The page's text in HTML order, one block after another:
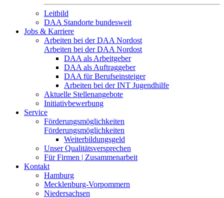
Leitbild
DAA Standorte bundesweit
Jobs & Karriere
Arbeiten bei der DAA Nordost
Arbeiten bei der DAA Nordost
DAA als Arbeitgeber
DAA als Auftraggeber
DAA für Berufseinsteiger
Arbeiten bei der INT Jugendhilfe
Aktuelle Stellenangebote
Initiativbewerbung
Service
Förderungsmöglichkeiten
Förderungsmöglichkeiten
Weiterbildungsgeld
Unser Qualitätsversprechen
Für Firmen | Zusammenarbeit
Kontakt
Hamburg
Mecklenburg-Vorpommern
Niedersachsen